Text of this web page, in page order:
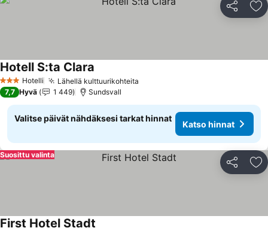
Jaa
3 Tähtiluokitus
Hotelli Lähellä kulttuurikohteita
Hotell S:ta Clara
7,7 Hyvä 1 449 Sundsvall
Valitse päivät nähdäksesi tarkat hinnat
Katso hinnat
Jaa
Suosittu valinta
First Hotel Stadt